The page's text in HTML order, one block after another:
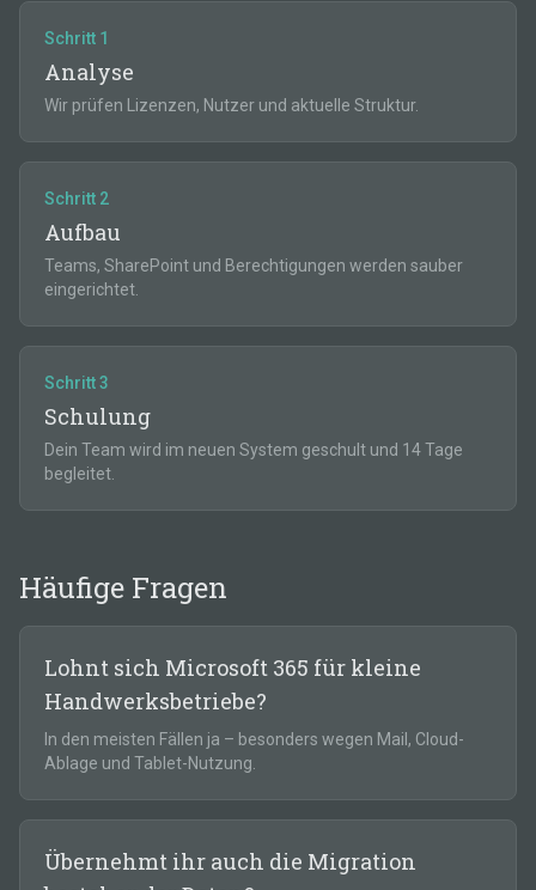
Schritt 1
Analyse
Wir prüfen Lizenzen, Nutzer und aktuelle Struktur.
Schritt 2
Aufbau
Teams, SharePoint und Berechtigungen werden sauber
eingerichtet.
Schritt3
Schulung
Dein Team wird im neuen System geschult und 14 Tage
begleitet.
Häufige Fragen
Lohnt sich Microsoft 365 für kleine
Handwerksbetriebe?
In den meisten Fällen ja – besonders wegen Mail, Cloud-
Ablage und Tablet-Nutzung.
Übernehmt ihr auch die Migration